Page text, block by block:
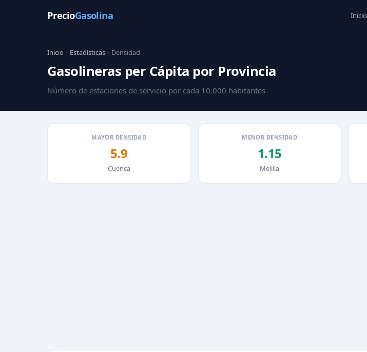
PrecioGasolina Inicio
Inicio › Estadísticas › Densidad
Gasolineras per Cápita por Provincia
Número de estaciones de servicio por cada 10.000 habitantes
MAYOR DENSIDAD
5.9
Cuenca
MENOR DENSIDAD
1.15
Melilla